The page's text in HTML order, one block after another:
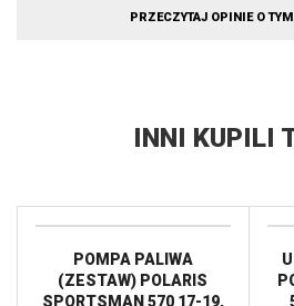
PRZECZYTAJ OPINIE O
INNI KUPILI
POMPA PALIWA
(ZESTAW) POLARIS
SPORTSMAN 570 17-19,